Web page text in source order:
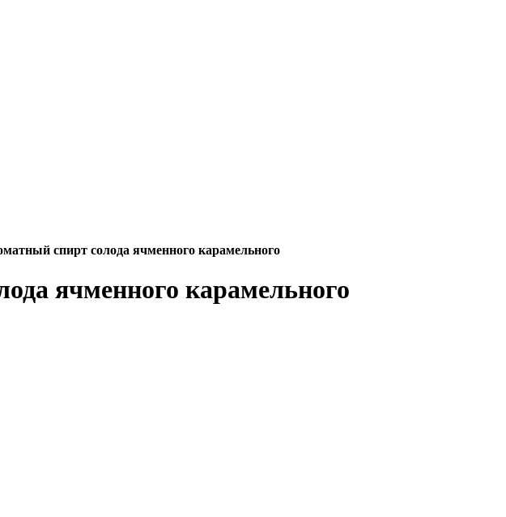
спирт солода ячменного карамельного
ячменного карамельного